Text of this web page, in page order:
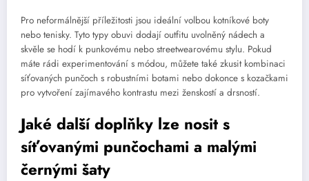
Pro neformálnější příležitosti jsou ideální volbou kotníkové boty
nebo tenisky. Tyto typy obuvi dodají outfitu uvolněný nádech a
skvěle se hodí k punkovému nebo streetwearovému stylu. Pokud
máte rádi experimentování s módou, můžete také zkusit kombinaci
síťovaných punčoch s robustními botami nebo dokonce s kozačkami
pro vytvoření zajímavého kontrastu mezi ženskostí a drsností.
Jaké další doplňky lze nosit s
síťovanými punčochami a malými
černými šaty